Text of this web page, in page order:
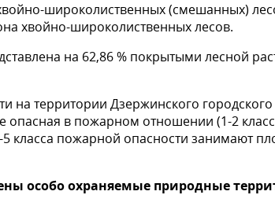
широколиственных (смешанных)
хвойно-широколиственных лесов.
на 62,86 % покрытыми лесной
на территории Дзержинского городского
опасная в пожарном отношении (1-2
класса пожарной опасности занимают
особо охраняемые природные